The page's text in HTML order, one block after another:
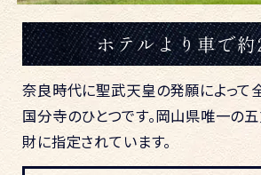
ホテルより車で
奈良時代に聖武天皇の発願によって
国分寺のひとつです。岡山県唯一の
財に指定されています。